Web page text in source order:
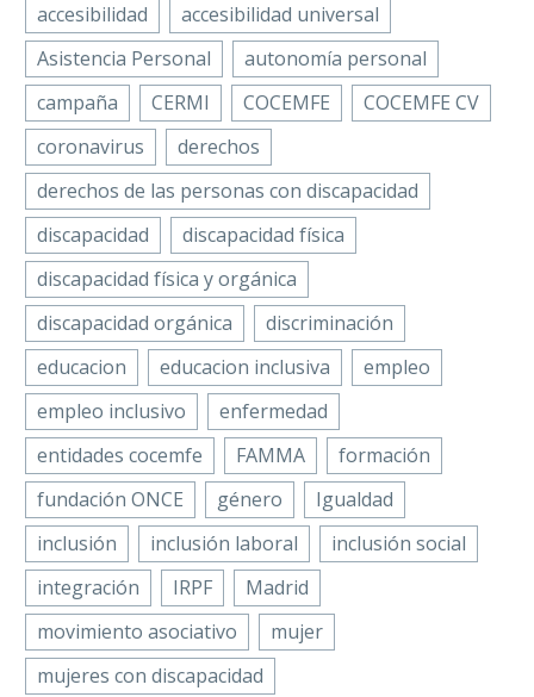
accesibilidad
accesibilidad universal
Asistencia Personal
autonomía personal
campaña
CERMI COCEMFE
COCEMFE CV
coronavirus
derechos
derechos de las personas con discapacidad
discapacidad
discapacidad física
discapacidad física y orgánica
discapacidad orgánica
discriminación
educacion
educacion inclusiva
empleo
empleo inclusivo
enfermedad
entidades cocemfe
FAMMA
formación
fundación ONCE
género
Igualdad
inclusión
inclusión laboral
inclusión social
integración
IRPF
Madrid
movimiento asociativo
mujer
mujeres con discapacidad